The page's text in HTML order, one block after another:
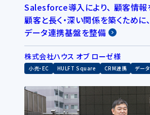
Salesforce導入により､ 顧客情報
顧客と長く・深い関係を築くため
データ連携基盤を整備
株式会社ハウス オブ ローゼ様
小売・EC HULFT Square CRM連携 デー